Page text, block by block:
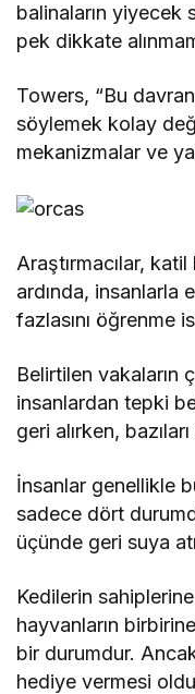
balinaların yiyecek
pek dikkate
Towers, “Bu
söylemek kolay
mekanizmalar ve
Araştırmacılar, katil
ardında, insanlarla
fazlasını öğrenme
Belirtilen vakaların
insanlardan tepki
geri alırken, bazıları
İnsanlar genellikle
sadece dört
üçünde geri suya
Kedilerin
hayvanların
bir durumdur.
hediye vermesi